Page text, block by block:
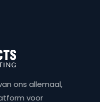
ons allemaal,
voor